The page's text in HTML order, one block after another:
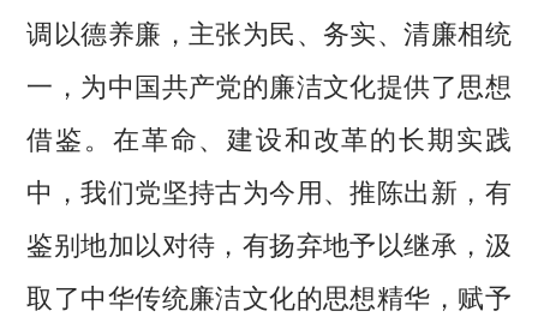
调以德养廉，主张为民、务实、清廉相统
一，为中国共产党的廉洁文化提供了思想
借鉴。在革命、建设和改革的长期实践
中，我们党坚持古为今用、推陈出新，有
鉴别地加以对待，有扬弃地予以继承，汲
取了中华传统廉洁文化的思想精华，赋予